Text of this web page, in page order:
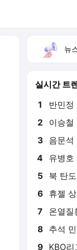
뉴
실시간 트
1 반민정
2 이승철
3 음문석
4 유병호
5 북 탄
6 휴젤
7 온열질
8 추석
9 KBO